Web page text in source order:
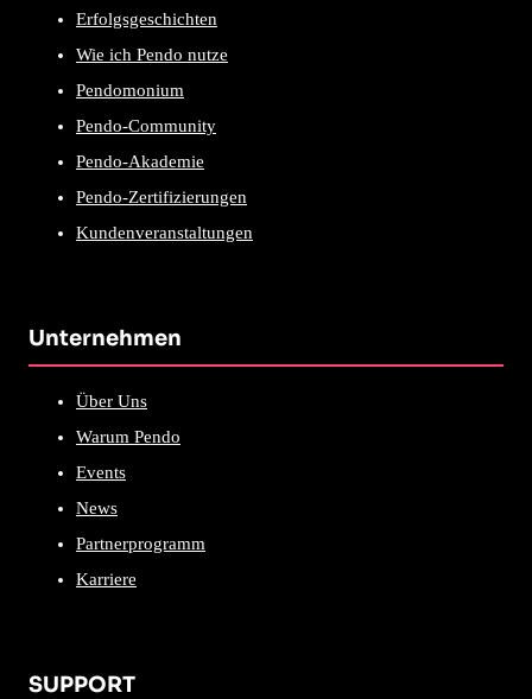
Erfolgsgeschichten
Wie ich Pendo nutze
Pendomonium
Pendo-Community
Pendo-Akademie
Pendo-Zertifizierungen
Kundenveranstaltungen
Unternehmen
Über Uns
Warum Pendo
Events
News
Partnerprogramm
Karriere
SUPPORT